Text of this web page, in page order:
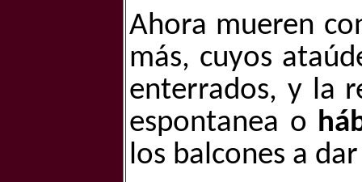
Ahora mueren
más, cuyos
enterrados, y la
espontanea o
los balcones a